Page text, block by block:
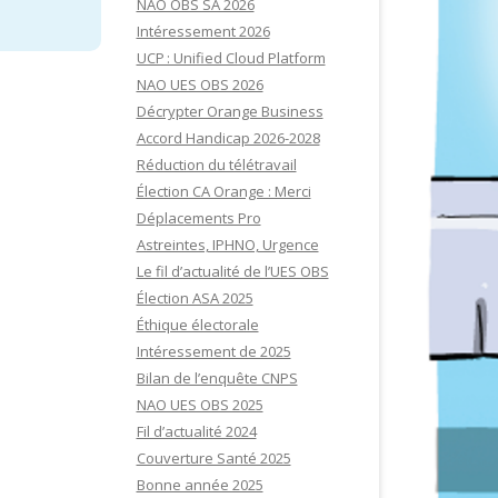
Intéressement 2026
UCP : Unified Cloud Platform
NAO UES OBS 2026
Décrypter Orange Business
Accord Handicap 2026-2028
Réduction du télétravail
Élection CA Orange : Merci
Déplacements Pro
Astreintes, IPHNO, Urgence
Le fil d’actualité de l’UES OBS
Élection ASA 2025
Éthique électorale
Intéressement de 2025
Bilan de l’enquête CNPS
NAO UES OBS 2025
Fil d’actualité 2024
Couverture Santé 2025
Bonne année 2025